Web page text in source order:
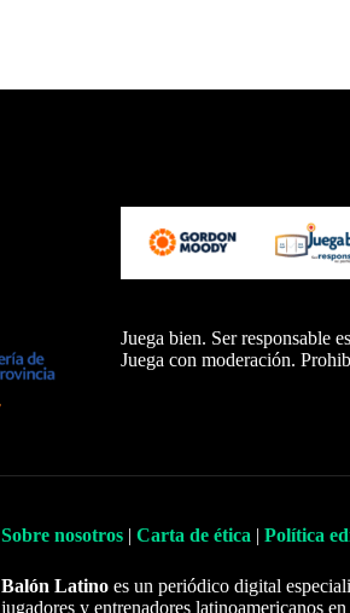
Juega bien. Ser responsable
Juega con moderación.
Sobre nosotros | Carta de ética | Política
Balón Latino es un periódico digital
jugadores y entrenadores latinoamericanos